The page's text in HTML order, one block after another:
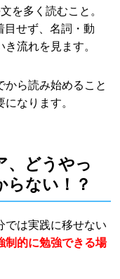
を多く読むこと。
目せず、名詞・動
流れを見ます。
から読み始めること
なります。
、どうやっ
らない！？
では実践に移せない
制的に勉強できる場